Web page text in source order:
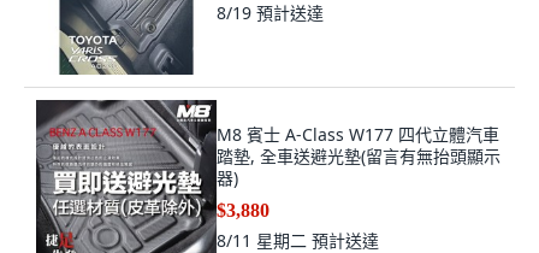
8/19 預計送達
M8 賓士 A-Class W177 四代立體汽車
踏墊, 全車送避光墊(留言有無抬頭顯示
器)
$3,880
8/11 星期二 預計送達